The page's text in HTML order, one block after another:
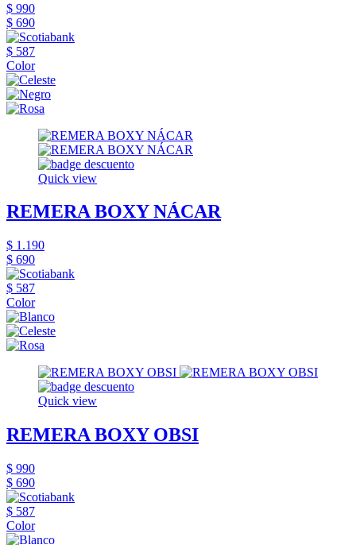
$ 990
$ 690
$ 587
Color
Quick view
REMERA BOXY NÁCAR
$ 1.190
$ 690
$ 587
Color
Quick view
REMERA BOXY OBSI
$ 990
$ 690
$ 587
Color